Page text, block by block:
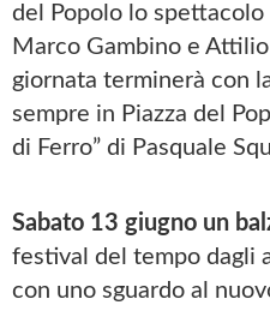
del Popolo lo spettacolo
Marco Gambino e
giornata terminerà con
sempre in Piazza del
di Ferro” di Pasquale
Sabato 13 giugno un
festival del tempo dagli
con uno sguardo al